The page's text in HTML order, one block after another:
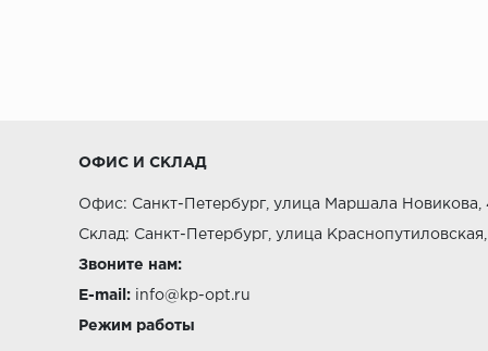
ОФИС И СКЛАД
Офис: Санкт-Петербург, улица Маршала Новикова,
Склад: Санкт-Петербург, улица
Звоните нам:
E-mail: info@kp-opt.ru
Режим работы